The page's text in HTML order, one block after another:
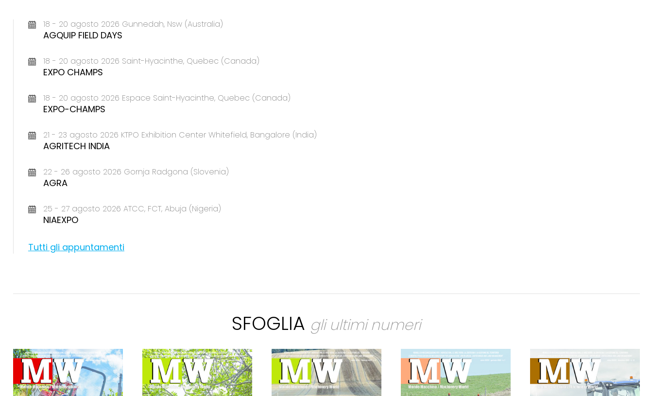
18 - 20 agosto 2026 Gunnedah, Nsw (Australia)
AGQUIP FIELD DAYS
18 - 20 agosto 2026 Saint-Hyacinthe, Quebec (Canada)
EXPO CHAMPS
18 - 20 agosto 2026 Espace Saint-Hyacinthe, Quebec (Canada)
EXPO-CHAMPS
21 - 23 agosto 2026 KTPO Exhibition Center Whitefield, Bangalore (India)
AGRITECH INDIA
22 - 26 agosto 2026 Gornja Radgona (Slovenia)
AGRA
25 - 27 agosto 2026 ATCC, FCT, Abuja (Nigeria)
NIAEXPO
Tutti gli appuntamenti
SFOGLIA gli ultimi numeri